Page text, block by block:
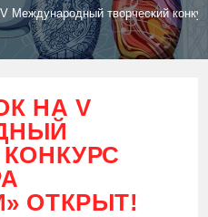
Международный творческий
НА V
ОТКРЫТ!